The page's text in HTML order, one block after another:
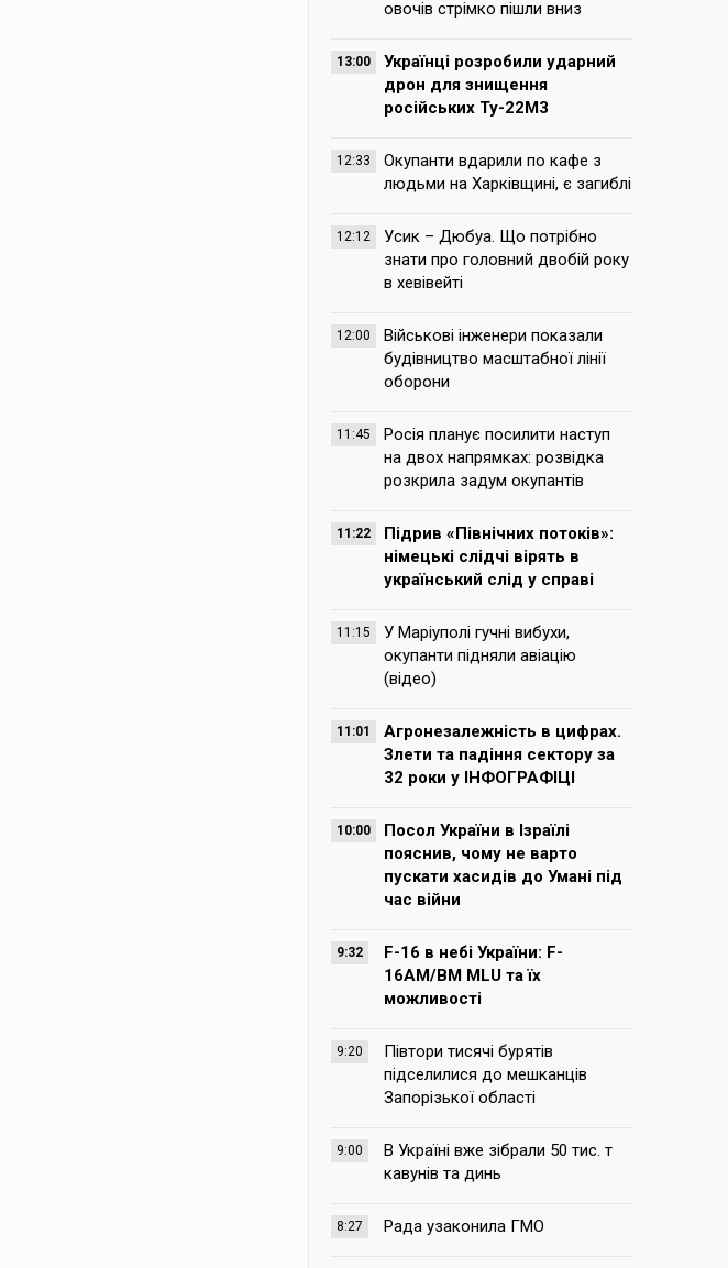
овочів стрімко пішли вниз
13:00
Українці розробили ударний
дрон для знищення
російських Ту-22М3
12:33
Окупанти вдарили по кафе з
людьми на Харківщині, є загиблі
12:12
Усик – Дюбуа. Що потрібно
знати про головний двобій року
в хевівейті
12:00
Військові інженери показали
будівництво масштабної лінії
оборони
11:45
Росія планує посилити наступ
на двох напрямках: розвідка
розкрила задум окупантів
11:22
Підрив «Північних потоків»:
німецькі слідчі вірять в
український слід у справі
11:15
У Маріуполі гучні вибухи,
окупанти підняли авіацію
(відео)
11:01
Агронезалежність в цифрах.
Злети та падіння сектору за
32 роки у ІНФОГРАФІЦІ
10:00
Посол України в Ізраїлі
пояснив, чому не варто
пускати хасидів до Умані під
час війни
9:32
F-16 в небі України: F-
16AM/BM MLU та їх
можливості
9:20
Півтори тисячі бурятів
підселилися до мешканців
Запорізької області
9:00
В Україні вже зібрали 50 тис. т
кавунів та динь
8:27 Рада узаконила ГМО